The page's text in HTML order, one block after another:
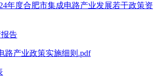
年度合肥市集成电路产业发展若干政策资
告
路产业政策实施细则.pdf